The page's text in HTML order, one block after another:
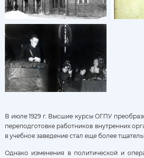
В июле 1929 г. Высшие курсы ОГПУ
переподготовке работников внутренних
в учебное заведение стал еще более
Однако изменения в политической и